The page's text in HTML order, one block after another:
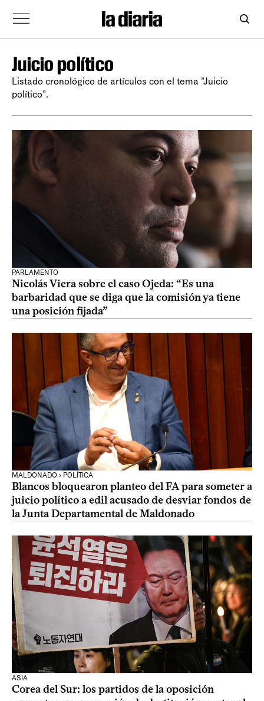
Juicio político
Listado cronológico de artículos con el tema "Juicio
político".
PARLAMENTO
Nicolás Viera sobre el caso Ojeda: “Es una
barbaridad que se diga que la comisión ya tiene
una posición fijada”
MALDONADO › POLÍTICA
Blancos bloquearon planteo del FA para someter a
juicio político a edil acusado de desviar fondos de
la Junta Departamental de Maldonado
ASIA
Corea del Sur: los partidos de la oposición